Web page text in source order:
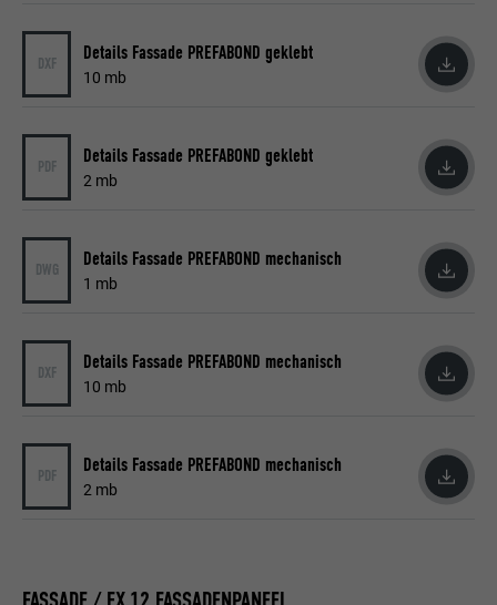
DXF Details Fassade PREFABOND geklebt
10 mb
PDF Details Fassade PREFABOND geklebt
2 mb
DWG Details Fassade PREFABOND mechanisch
1 mb
DXF Details Fassade PREFABOND mechanisch
10 mb
PDF Details Fassade PREFABOND mechanisch
2 mb